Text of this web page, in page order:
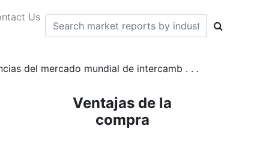
Us
del mercado mundial de intercamb . . .
Ventajas de la
compra